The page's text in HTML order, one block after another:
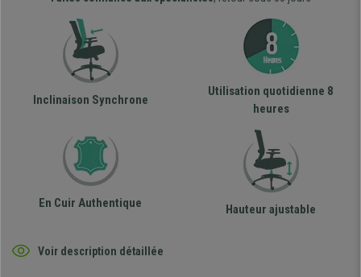
Inclinaison Synchrone
Utilisation quotidienne 8
heures
En Cuir Authentique Hauteur ajustable
Voir description détaillée